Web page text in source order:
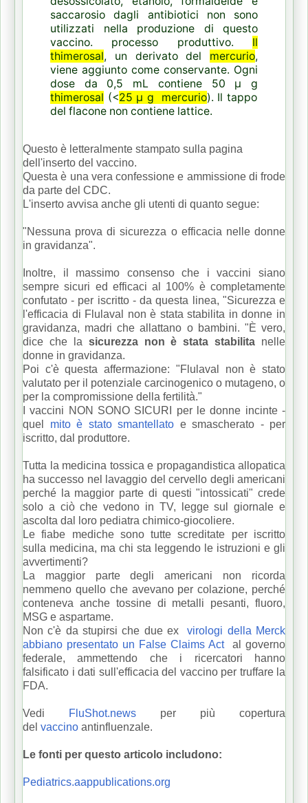
saccarosio dagli antibiotici non sono
utilizzati nella produzione di questo
vaccino. processo produttivo. Il
thimerosal, un derivato del mercurio,
viene aggiunto come conservante. Ogni
dose da 0,5 mL contiene 50 μ g
thimerosal (<25 μ g mercurio). Il tappo
del flacone non contiene lattice.
Questo è letteralmente stampato sulla pagina
dell'inserto del vaccino.
Questa è una vera confessione e ammissione di frode
da parte del CDC.
L'inserto avvisa anche gli utenti di quanto segue:
"Nessuna prova di sicurezza o efficacia nelle donne
in gravidanza".
Inoltre, il massimo consenso che i vaccini siano
sempre sicuri ed efficaci al 100% è completamente
confutato - per iscritto - da questa linea, "Sicurezza e
l'efficacia di Flulaval non è stata stabilita in donne in
gravidanza, madri che allattano o bambini. "È vero,
dice che la sicurezza non è stata stabilita nelle
donne in gravidanza.
Poi c'è questa affermazione: "Flulaval non è stato
valutato per il potenziale carcinogenico o mutageno, o
per la compromissione della fertilità."
I vaccini NON SONO SICURI per le donne incinte -
quel mito è stato smantellato e smascherato - per
iscritto, dal produttore.
Tutta la medicina tossica e propagandistica allopatica
ha successo nel lavaggio del cervello degli americani
perché la maggior parte di questi "intossicati" crede
solo a ciò che vedono in TV, legge sul giornale e
ascolta dal loro pediatra chimico-giocoliere.
Le fiabe mediche sono tutte screditate per iscritto
sulla medicina, ma chi sta leggendo le istruzioni e gli
avvertimenti?
La maggior parte degli americani non ricorda
nemmeno quello che avevano per colazione, perché
conteneva anche tossine di metalli pesanti, fluoro,
MSG e aspartame.
Non c'è da stupirsi che due exvirologi della Merck
abbiano presentato un False Claims Actal governo
federale, ammettendo che i ricercatori hanno
falsificato i dati sull'efficacia del vaccino per truffare la
FDA.
Vedi FluShot.news per più copertura
del vaccino antinfluenzale.
Le fonti per questo articolo includono:
Pediatrics.aappublications.org